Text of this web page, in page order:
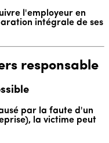
l'employeur en
intégrale de ses
responsable
par la faute d'un
la victime peut